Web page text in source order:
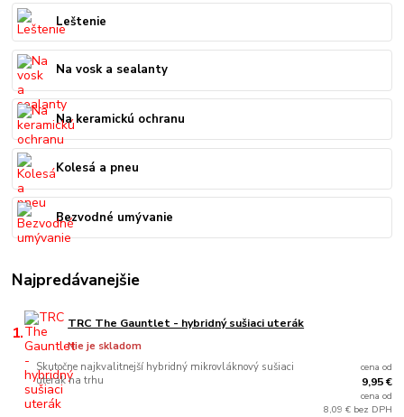
Leštenie
Na vosk a sealanty
Na keramickú ochranu
Kolesá a pneu
Bezvodné umývanie
Najpredávanejšie
1. TRC The Gauntlet - hybridný sušiaci uterák
Skutočne najkvalitnejší hybridný mikrovláknový sušiaci
uterák na trhu
Nie je skladom
cena od
9,95 €
cena od
8,09 € bez DPH